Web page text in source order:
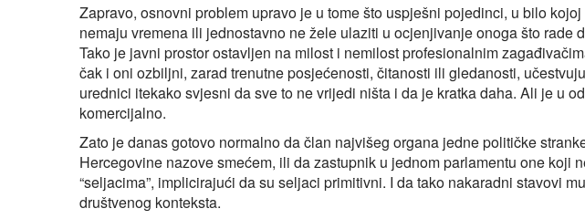
Zapravo, osnovni problem upravo je u tome što uspješni pojedinci, u bilo
nemaju vremena ili jednostavno ne žele ulaziti u ocjenjivanje onoga što rade
Tako je javni prostor ostavljen na milost i nemilost profesionalnim
čak i oni ozbiljni, zarad trenutne posjećenosti, čitanosti ili gledanosti,
urednici itekako svjesni da sve to ne vrijedi ništa i da je kratka daha. Ali je u
komercijalno.
Zato je danas gotovo normalno da član najvišeg organa jedne političke
Hercegovine nazove smećem, ili da zastupnik u jednom parlamentu one koji
“seljacima”, implicirajući da su seljaci primitivni. I da tako nakaradni stavovi
društvenog konteksta.